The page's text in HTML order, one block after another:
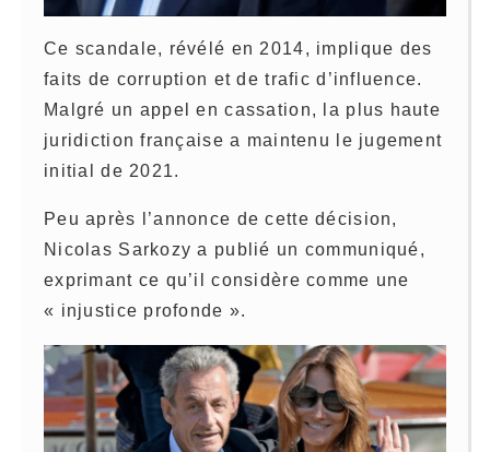
Ce scandale, révélé en 2014, implique des
faits de corruption et de trafic d’influence.
Malgré un appel en cassation, la plus haute
juridiction française a maintenu le jugement
initial de 2021.
Peu après l’annonce de cette décision,
Nicolas Sarkozy a publié un communiqué,
exprimant ce qu’il considère comme une
« injustice profonde ».